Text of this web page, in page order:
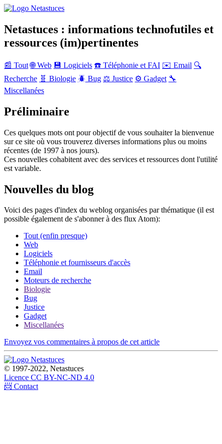
Netastuces : informations technofutiles et
ressources (im)pertinentes
📰 Tout 🌐 Web 💾 Logiciels ☎️ Téléphonie et FAI ✉️ Email 🔍
Recherche 🧬 Biologie 🪲 Bug ⚖️ Justice ⚙️ Gadget 🔧
Miscellanées
Préliminaire
Ces quelques mots ont pour objectif de vous souhaiter la bienvenue
sur ce site où vous trouverez diverses informations plus ou moins
récentes (de 1997 à nos jours).
Ces nouvelles cohabitent avec des services et ressources dont l'utilité
est variable.
Nouvelles du blog
Voici des pages d'index du weblog organisées par thématique (il est
possible également de s'abonner à des flux Atom):
Tout (enfin presque)
Web
Logiciels
Téléphonie et fournisseurs d'accès
Email
Moteurs de recherche
Biologie
Bug
Justice
Gadget
Miscellanées
Envoyez vos commentaires à propos de cet article
© 1997-2022, Netastuces
Licence CC BY-NC-ND 4.0
📨 Contact